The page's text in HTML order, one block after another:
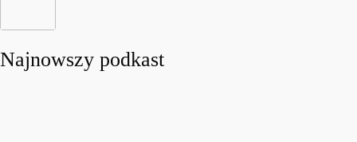
Najnowszy podkast